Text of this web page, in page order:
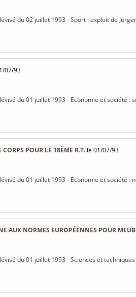
du 02 juillet 1993 - Sport : exploit de
07/93
du 01 juillet 1993 - Economie et société :
CORPS POUR LE 18ÈME R.T. le 01/07/93
du 01 juillet 1993 - Economie et société :
AUX NORMES EUROPÉENNES POUR
du 01 juillet 1993 - Sciences et